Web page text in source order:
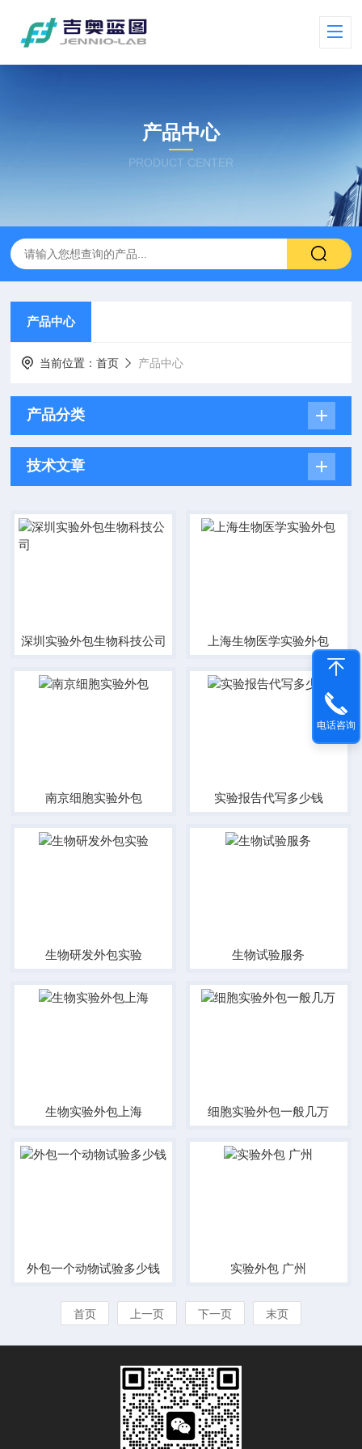
产品中心
PRODUCT CENTER
产品中心
当前位置：首页 产品中心
产品分类
技术文章
深圳实验外包生物科技公司 上海生物医学实验外包
南京细胞实验外包 实验报告代写多少钱
生物研发外包实验 生物试验服务
生物实验外包上海 细胞实验外包一般几万
外包一个动物试验多少钱 实验外包 广州
首页 上一页 下一页 末页
电话咨询